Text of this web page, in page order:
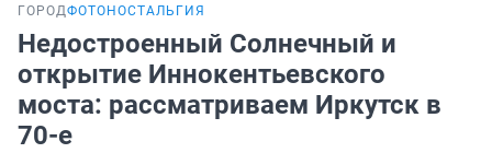
ГОРОДФОТОНОСТАЛЬГИЯ
Недостроенный Солнечный и
открытие Иннокентьевского
моста: рассматриваем Иркутск в
70-е